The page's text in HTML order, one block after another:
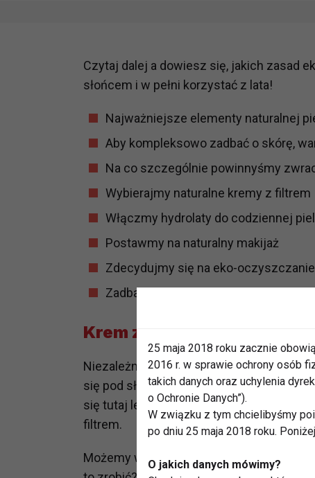
Czytaj dalej a dowiesz się, jakich zasad
słońcem i w pełni korzystać z lata!
Najważniejsze elementy naturalnej
Aby kompleksowo zadbać o skórę,
Na co szczególnie powinnyśmy
Wybierajmy naturalne kremy z filtrem
Włączmy hydrolaty do codziennej
Postawmy na naturalny makijaż
Zdecydujmy się na eko-
Zadbajmy o naturalną regenerację
Krem z filtrem UV – zadbaj
Niezależnie od tego, czy kochamy się
się pod słomkowym kapeluszem, latem
się tutaj lekkie kremy do twarzy o
filtrem.
Możemy wzbogacić każdy krem
25 maja 2018 roku zacznie
2016 r. w sprawie ochrony osób
takich danych oraz uchylenia
o Ochronie Danych”).
W związku z tym chcielibyśmy
po dniu 25 maja 2018 roku.
O jakich danych mówimy?